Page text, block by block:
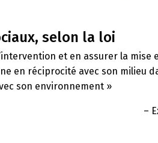
selon la loi
et en assurer la mise
en réciprocité avec son milieu
son environnement »
–